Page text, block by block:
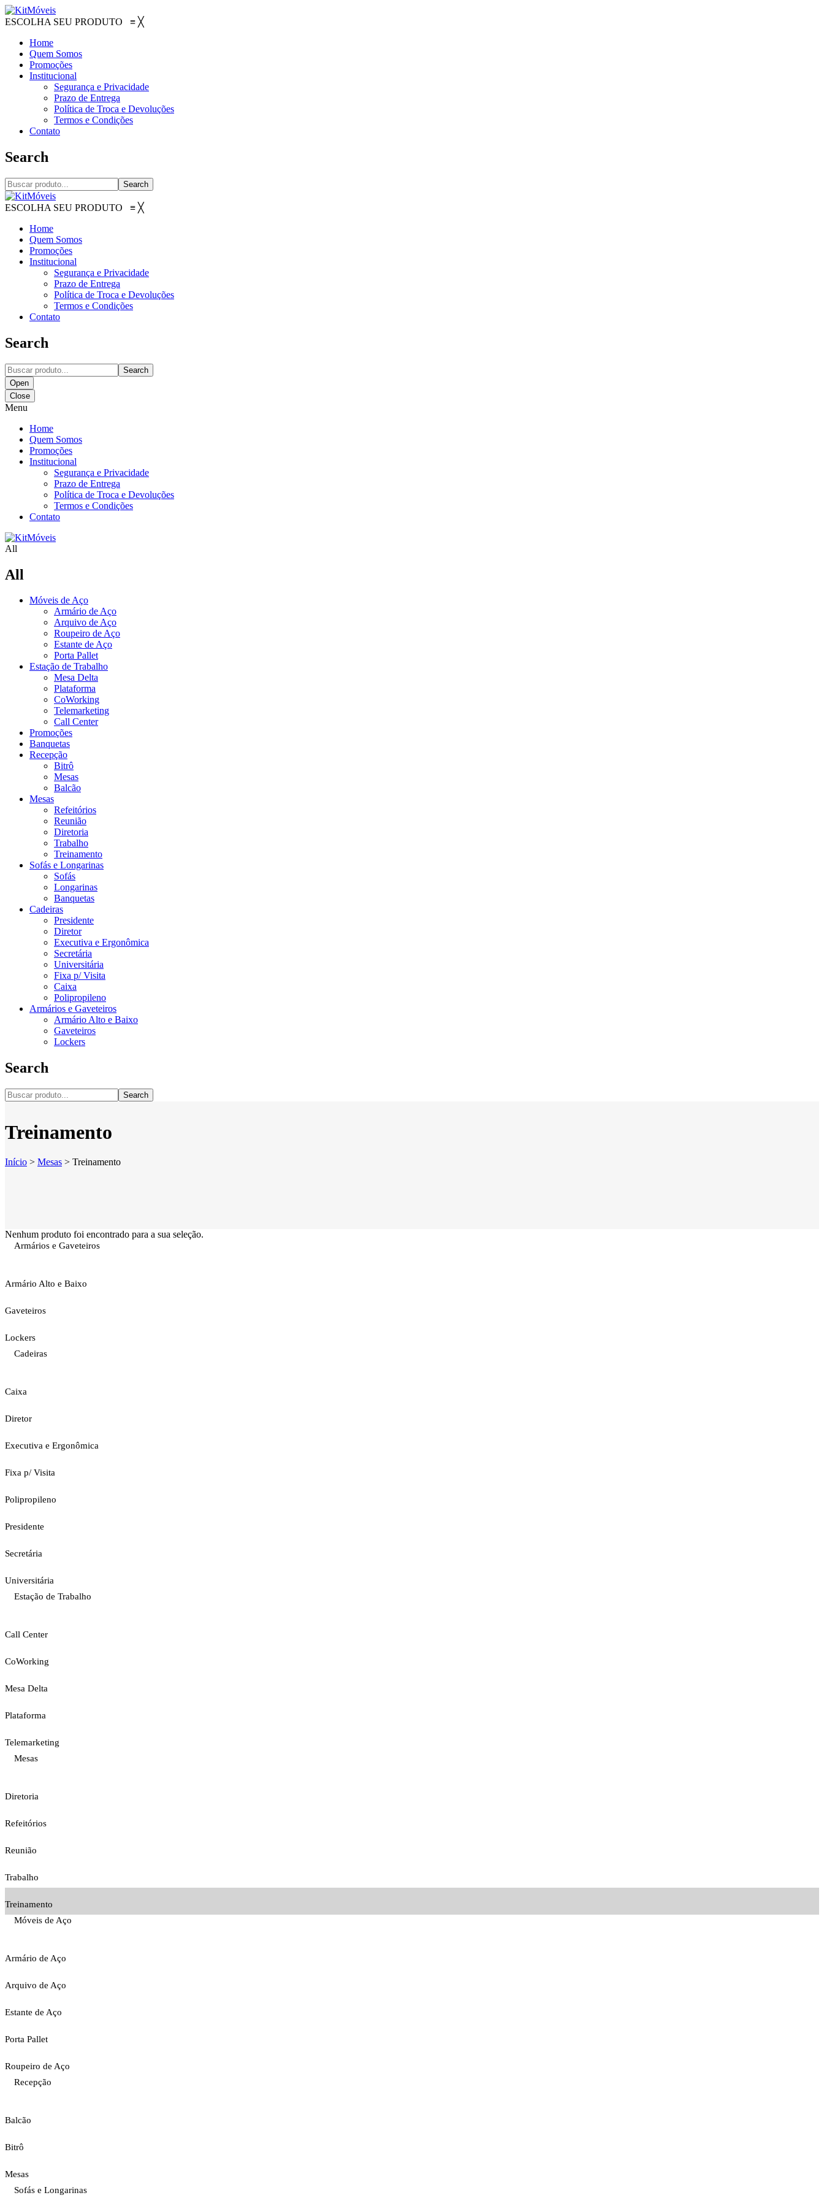
ESCOLHA SEU PRODUTO ≡ ╳
Home
Quem Somos
Promoções
Institucional
Segurança e Privacidade
Prazo de Entrega
Política de Troca e Devoluções
Termos e Condições
Contato
Search
Search
ESCOLHA SEU PRODUTO ≡ ╳
Home
Quem Somos
Promoções
Institucional
Segurança e Privacidade
Prazo de Entrega
Política de Troca e Devoluções
Termos e Condições
Contato
Search
Search
Open
Close
Menu
Home
Quem Somos
Promoções
Institucional
Segurança e Privacidade
Prazo de Entrega
Política de Troca e Devoluções
Termos e Condições
Contato
All
All
Móveis de Aço
Armário de Aço
Arquivo de Aço
Roupeiro de Aço
Estante de Aço
Porta Pallet
Estação de Trabalho
Mesa Delta
Plataforma
CoWorking
Telemarketing
Call Center
Promoções
Banquetas
Recepção
Bitrô
Mesas
Balcão
Mesas
Refeitórios
Reunião
Diretoria
Trabalho
Treinamento
Sofás e Longarinas
Sofás
Longarinas
Banquetas
Cadeiras
Presidente
Diretor
Executiva e Ergonômica
Secretária
Universitária
Fixa p/ Visita
Caixa
Polipropileno
Armários e Gaveteiros
Armário Alto e Baixo
Gaveteiros
Lockers
Search
Search
Treinamento
Início > Mesas > Treinamento
Nenhum produto foi encontrado para a sua seleção.
Armários e Gaveteiros
Armário Alto e Baixo
Gaveteiros
Lockers
Cadeiras
Caixa
Diretor
Executiva e Ergonômica
Fixa p/ Visita
Polipropileno
Presidente
Secretária
Universitária
Estação de Trabalho
Call Center
CoWorking
Mesa Delta
Plataforma
Telemarketing
Mesas
Diretoria
Refeitórios
Reunião
Trabalho
Treinamento
Móveis de Aço
Armário de Aço
Arquivo de Aço
Estante de Aço
Porta Pallet
Roupeiro de Aço
Recepção
Balcão
Bitrô
Mesas
Sofás e Longarinas